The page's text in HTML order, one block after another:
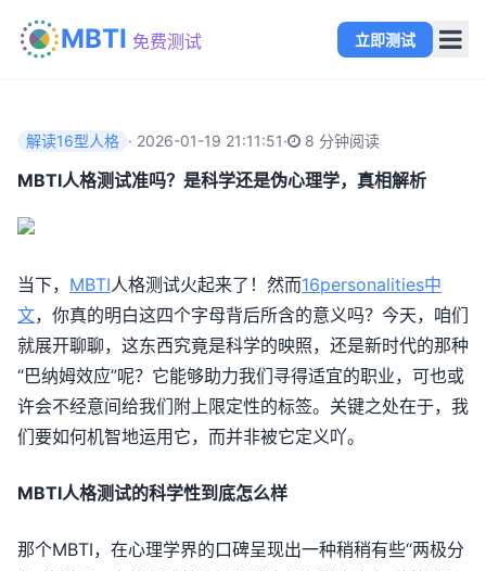
MBTI 免费测试 立即测试
解读16型人格 · 2026-01-19 21:11:51· 8 分钟阅读
MBTI人格测试准吗？是科学还是伪心理学，真相解析
当下， MBTI人格测试火起来了！然而16personalities中
文，你真的明白这四个字母背后所含的意义吗？今天，咱们
就展开聊聊，这东西究竟是科学的映照，还是新时代的那种
“巴纳姆效应”呢？它能够助力我们寻得适宜的职业，可也或
许会不经意间给我们附上限定性的标签。关键之处在于，我
们要如何机智地运用它，而并非被它定义吖。
MBTI人格测试的科学性到底怎么样
那个MBTI，在心理学界的口碑呈现出一种稍稍有些“两极分